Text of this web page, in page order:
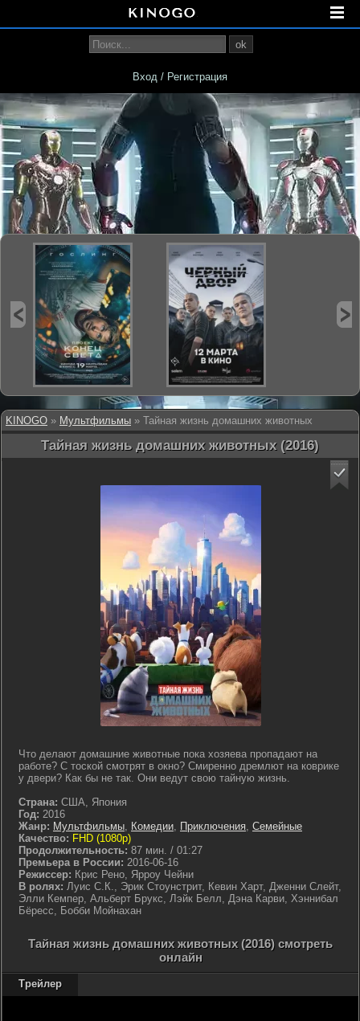
KINOGO » Мультфильмы » Тайная жизнь домашних животных
Тайная жизнь домашних животных (2016)
Что делают домашние животные пока хозяева пропадают на
работе? С тоской смотрят в окно? Смиренно дремлют на коврике
у двери? Как бы не так. Они ведут свою тайную жизнь.
Страна: США, Япония
Год: 2016
Жанр: Мультфильмы, Комедии, Приключения, Семейные
Качество: FHD (1080p)
Продолжительность: 87 мин. / 01:27
Премьера в России: 2016-06-16
Режиссер: Крис Рено, Ярроу Чейни
В ролях: Луис С.К., Эрик Стоунстрит, Кевин Харт, Дженни Слейт,
Элли Кемпер, Альберт Брукс, Лэйк Белл, Дэна Карви, Хэннибал
Бёресс, Бобби Мойнахан
Тайная жизнь домашних животных (2016) смотреть
онлайн
Трейлер
ok
Вход / Регистрация